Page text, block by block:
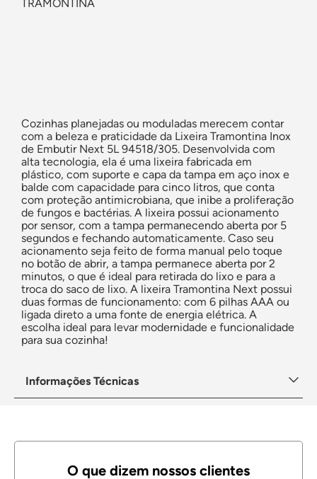
TRAMONTINA
Cozinhas planejadas ou moduladas merecem contar
com a beleza e praticidade da Lixeira Tramontina Inox
de Embutir Next 5L 94518/305. Desenvolvida com
alta tecnologia, ela é uma lixeira fabricada em
plástico, com suporte e capa da tampa em aço inox e
balde com capacidade para cinco litros, que conta
com proteção antimicrobiana, que inibe a proliferação
de fungos e bactérias. A lixeira possui acionamento
por sensor, com a tampa permanecendo aberta por 5
segundos e fechando automaticamente. Caso seu
acionamento seja feito de forma manual pelo toque
no botão de abrir, a tampa permanece aberta por 2
minutos, o que é ideal para retirada do lixo e para a
troca do saco de lixo. A lixeira Tramontina Next possui
duas formas de funcionamento: com 6 pilhas AAA ou
ligada direto a uma fonte de energia elétrica. A
escolha ideal para levar modernidade e funcionalidade
para sua cozinha!
Informações Técnicas